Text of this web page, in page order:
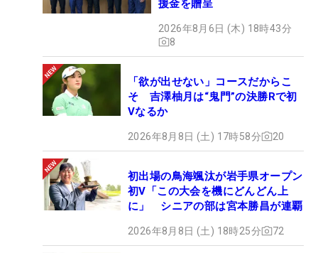
援金を贈呈
2026年8月6日 (木) 18時43分
8
「欲が出せない」コースだからこ
そ 吉澤柚月は“鬼門”の決勝Rで初
Vなるか
2026年8月8日 (土) 17時58分 20
初出場の鳥海颯汰が岩手県オープン
初V「この大会を機にどんどん上
に」 シニアの部は宮本勝昌が連覇
2026年8月8日 (土) 18時25分 72